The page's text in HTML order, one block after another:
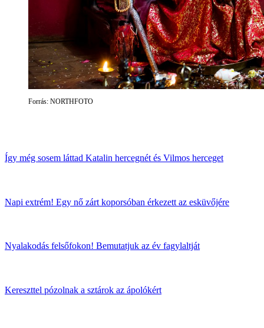
Forrás: NORTHFOTO
Így még sosem láttad Katalin hercegnét és Vilmos herceget
Napi extrém! Egy nő zárt koporsóban érkezett az esküvőjére
Nyalakodás felsőfokon! Bemutatjuk az év fagylaltját
Kereszttel pózolnak a sztárok az ápolókért